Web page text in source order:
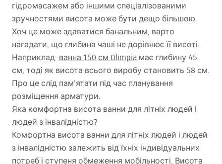
гідромасажем або іншими спеціалізованими
зручностями висота може бути дещо більшою.
Хоч це може здаватися банальним, варто
нагадати, що глибина чаші не дорівнює її висоті.
Наприклад: ванна 150 см Olimpia має глибину 45
см, тоді як висота всього виробу становить 58 см.
Про це слід пам’ятати під час планування
розміщення арматури.
Яка комфортна висота ванни для літніх людей і
людей з інвалідністю?
Комфортна висота ванни для літніх людей і людей
з інвалідністю залежить від їхніх індивідуальних
потреб і ступеня обмеження мобільності. Висота